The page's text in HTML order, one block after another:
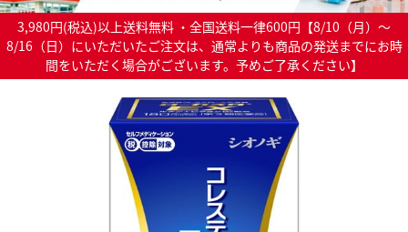
3,980円(税込)以上送料無料 ・全国送料一律600円【8/10（月）～
8/16（日）にいただいたご注文は、通常よりも商品の発送までにお時
間をいただく場合がございます。予めご了承ください】